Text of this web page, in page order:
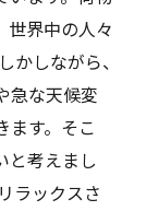
世界中の人々
かしながら、
急な天候変
ます。そこ
と考えまし
ラックスさ